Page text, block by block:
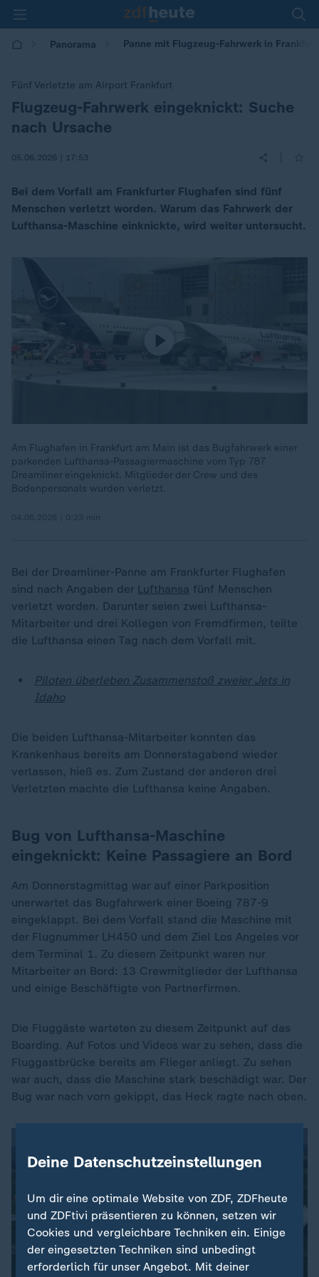
Panorama Panne mit Flugzeug-Fahrwerk in
Fünf Verletzte am Airport Frankfurt
:Flugzeug-Fahrwerk eingeknickt: Suche
nach Ursache
05.06.2026 | 17:53
Bei dem Vorfall am Frankfurter Flughafen sind fünf
Menschen verletzt worden. Warum das Fahrwerk der
Lufthansa-Maschine einknickte, wird weiter untersucht.
Am Flughafen in Frankfurt am Main ist das Bugfahrwerk einer
parkenden Lufthansa-Passagiermaschine vom Typ 787
Dreamliner eingeknickt. Mitglieder der Crew und des
Bodenpersonals wurden verletzt.
Bei der Dreamliner-Panne am Frankfurter Flughafen
sind nach Angaben der Lufthansa fünf Menschen
verletzt worden. Darunter seien zwei Lufthansa-
Mitarbeiter und drei Kollegen von Fremdfirmen, teilte
die Lufthansa einen Tag nach dem Vorfall mit.
Piloten überleben Zusammenstoß zweier Jets in
Idaho
Die beiden Lufthansa-Mitarbeiter konnten das
Krankenhaus bereits am Donnerstagabend wieder
verlassen, hieß es. Zum Zustand der anderen drei
Verletzten machte die Lufthansa keine Angaben.
Bug von Lufthansa-Maschine
eingeknickt: Keine Passagiere an Bord
Am Donnerstagmittag war auf einer Parkposition
unerwartet das Bugfahrwerk einer Boeing 787-9
eingeklappt. Bei dem Vorfall stand die Maschine mit
der Flugnummer LH450 und dem Ziel Los Angeles vor
dem Terminal 1. Zu diesem Zeitpunkt waren nur
Mitarbeiter an Bord: 13 Crewmitglieder der Lufthansa
und einige Beschäftigte von Partnerfirmen.
Die Fluggäste warteten zu diesem Zeitpunkt auf das
Boarding. Auf Fotos und Videos war zu sehen, dass die
Fluggastbrücke bereits am Flieger anliegt. Zu sehen
war auch, dass die Maschine stark beschädigt war. Der
Bug war nach vorn gekippt, das Heck ragte nach oben.
Deine Datenschutzeinstellungen
Um dir eine optimale Website von ZDF, ZDFheute
und ZDFtivi präsentieren zu können, setzen wir
Cookies und vergleichbare Techniken ein. Einige
der eingesetzten Techniken sind unbedingt
erforderlich für unser Angebot. Mit deiner